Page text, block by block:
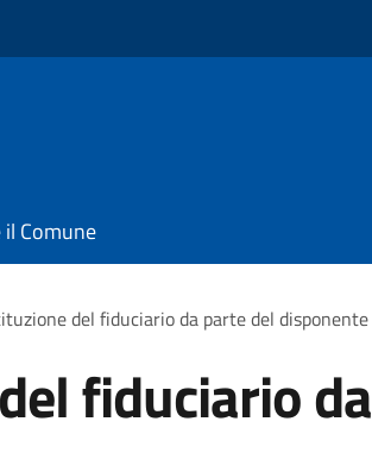
il Comune
del fiduciario da parte del disponente
fiduciario da